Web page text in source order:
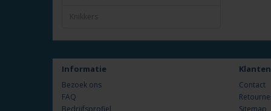
Knikkers
Informatie
Bezoek ons
FAQ
Bedrijfsprofiel
Contact
Sitemap